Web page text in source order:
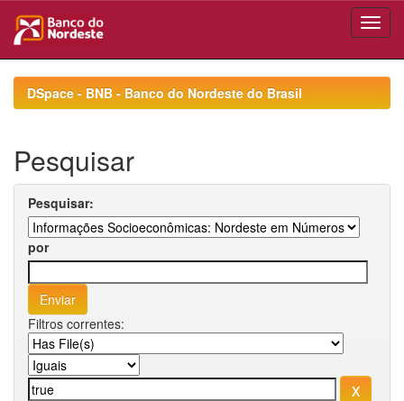
navigationDSpace - BNB - Banco do Nordeste do Brasil
Pesquisar
Pesquisar:
por
Filtros correntes: